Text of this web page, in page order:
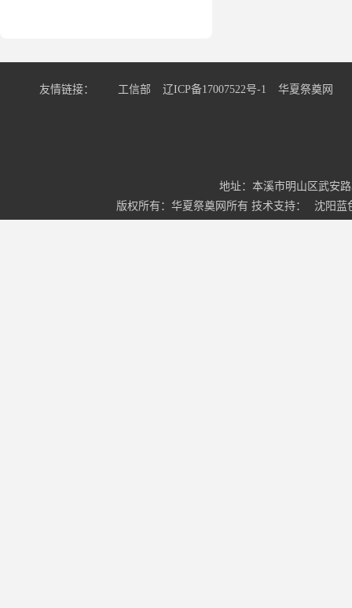
友情链接： 工信部 辽ICP备17007522号-1 华夏祭奠网
地址：本溪市明山区武安路
版权所有：华夏祭奠网所有 技术支持：
沈阳蓝